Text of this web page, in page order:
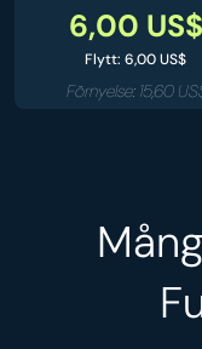
6,00 US$
Flytt: 6,00 US$
Förnyelse: 15,60